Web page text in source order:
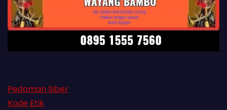
Pedoman Siber
Kode Etik